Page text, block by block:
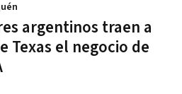
argentinos traen a
Texas el negocio de